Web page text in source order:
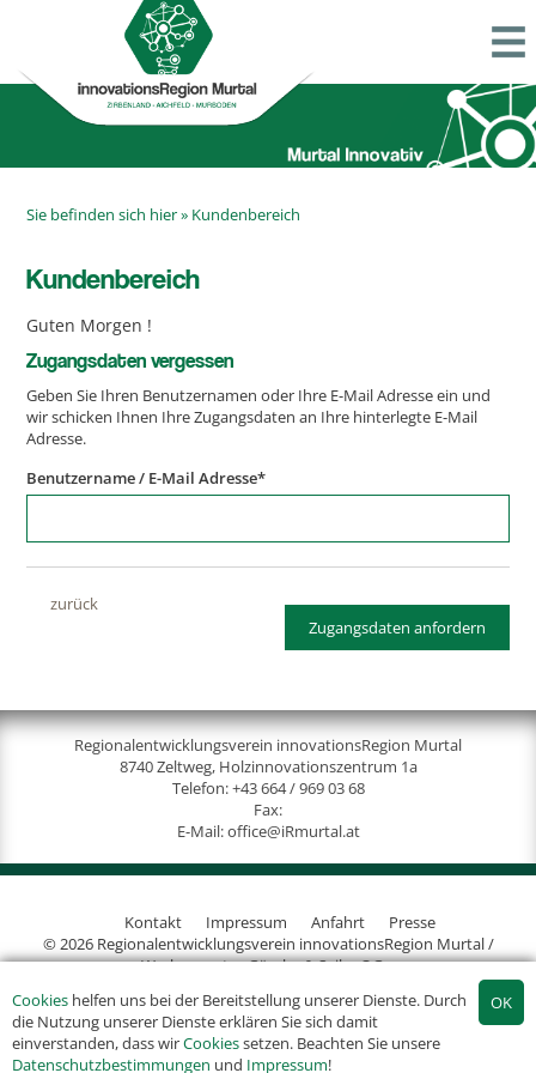
Cookies helfen uns bei der Bereitstellung unserer Dienste. Durch
die Nutzung unserer Dienste erklären Sie sich damit
einverstanden, dass wirCookiessetzen. Beachten Sie unsere
Datenschutzbestimmungen und Impressum!
Sie befinden sich hier » Kundenbereich
Kundenbereich
Guten Morgen !
Zugangsdaten vergessen
Geben Sie Ihren Benutzernamen oder Ihre E-Mail Adresse ein und
wir schicken Ihnen Ihre Zugangsdaten an Ihre hinterlegte E-Mail
Adresse.
Benutzername / E-Mail Adresse*
zurück
Zugangsdaten anfordern
Regionalentwicklungsverein innovationsRegion Murtal
8740 Zeltweg, Holzinnovationszentrum 1a
Telefon:+43 664 / 969 03 68
Fax:
E-Mail:office@iRmurtal.at
Kontakt Impressum Anfahrt
Presse
© 2026 Regionalentwicklungsverein innovationsRegion Murtal /
Werbeagentur Gössler & Sailer OG